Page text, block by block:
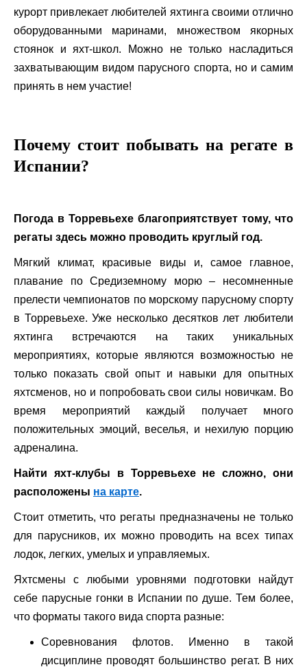
курорт привлекает любителей яхтинга своими отлично
оборудованными маринами, множеством якорных
стоянок и яхт-школ. Можно не только насладиться
захватывающим видом парусного спорта, но и самим
принять в нем участие!
Почему стоит побывать на регате в
Испании?
Погода в Торревьехе благоприятствует тому, что
регаты здесь можно проводить круглый год.
Мягкий климат, красивые виды и, самое главное,
плавание по Средиземному морю – несомненные
прелести чемпионатов по морскому парусному спорту
в Торревьехе. Уже несколько десятков лет любители
яхтинга встречаются на таких уникальных
мероприятиях, которые являются возможностью не
только показать свой опыт и навыки для опытных
яхтсменов, но и попробовать свои силы новичкам. Во
время мероприятий каждый получает много
положительных эмоций, веселья, и нехилую порцию
адреналина.
Найти яхт-клубы в Торревьехе не сложно, они
расположены на карте.
Стоит отметить, что регаты предназначены не только
для парусников, их можно проводить на всех типах
лодок, легких, умелых и управляемых.
Яхтсмены с любыми уровнями подготовки найдут
себе парусные гонки в Испании по душе. Тем более,
что форматы такого вида спорта разные:
Соревнования флотов. Именно в такой
дисциплине проводят большинство регат. В них